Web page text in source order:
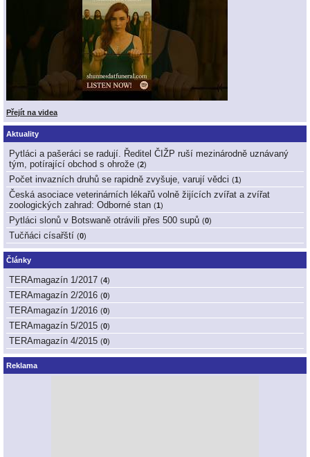
Přejít na videa
Aktuality
Pytláci a pašeráci se radují. Ředitel ČIŽP ruší mezinárodně uznávaný
tým, potírající obchod s ohrože (2)
Počet invazních druhů se rapidně zvyšuje, varují vědci (1 )
Česká asociace veterinárních lékařů volně žijících zvířat a zvířat
zoologických zahrad: Odborné stan (1 )
Pytláci slonů v Botswaně otrávili přes 500 supů (0)
Tučňáci císařští (0)
Články
TERAmagazín 1/2017 (4)
TERAmagazín 2/2016 (0)
TERAmagazín 1/2016 (0)
TERAmagazín 5/2015 (0)
TERAmagazín 4/2015 (0)
Reklama